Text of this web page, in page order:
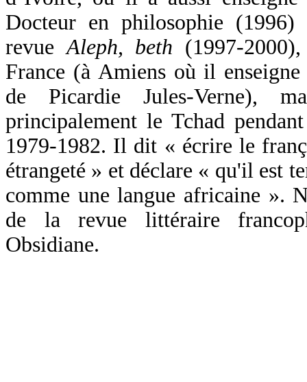
Docteur en philosophie
revue Aleph, beth (1997-
France (à Amiens où il
de Picardie Jules-Verne),
principalement le Tchad
1979-1982. Il dit « écrire le
étrangeté » et déclare « qu'il est
comme une langue africaine ».
de la revue littéraire
Obsidiane.